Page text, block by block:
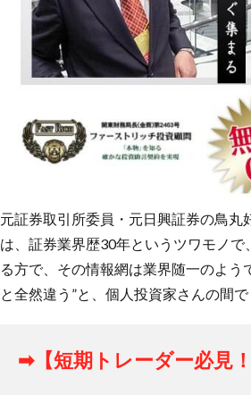
元証券取引所委員・元日興証券の鳥
は、証券業界歴30年というツワモノ
る方で、その情報網は業界随一のよ
と全然違う”と、個人投資家さんの間
➡【短期トレーダー必見